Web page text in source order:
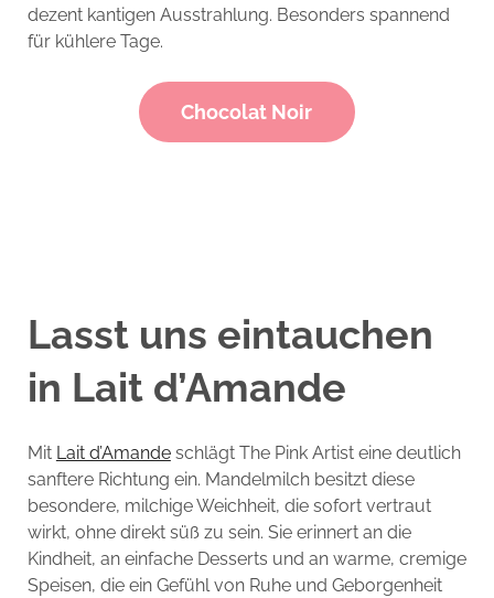
dezent kantigen Ausstrahlung. Besonders spannend
für kühlere Tage.
Chocolat Noir
Lasst uns eintauchen
in Lait d’Amande
Mit Lait d’Amandeschlägt The Pink Artist eine deutlich
sanftere Richtung ein. Mandelmilch besitzt diese
besondere, milchige Weichheit, die sofort vertraut
wirkt, ohne direkt süß zu sein. Sie erinnert an die
Kindheit, an einfache Desserts und an warme, cremige
Speisen, die ein Gefühl von Ruhe und Geborgenheit